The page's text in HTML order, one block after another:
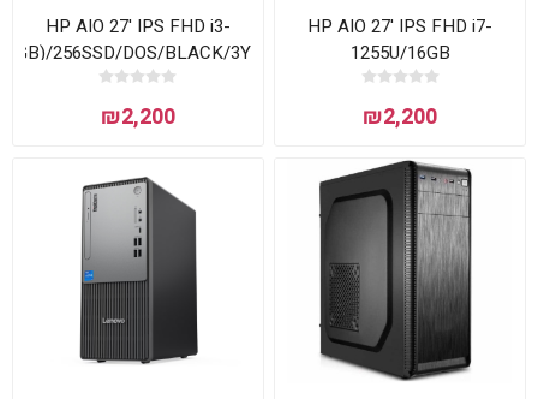
HP AIO 27' IPS FHD i7-
1255U/16GB
(2x8GB)/512SSD/WIN11HOME/WITHE/3Y
₪2,200
HP AIO 27' IPS FHD i3-
256SSD/DOS/BLACK/3Y
₪2,200